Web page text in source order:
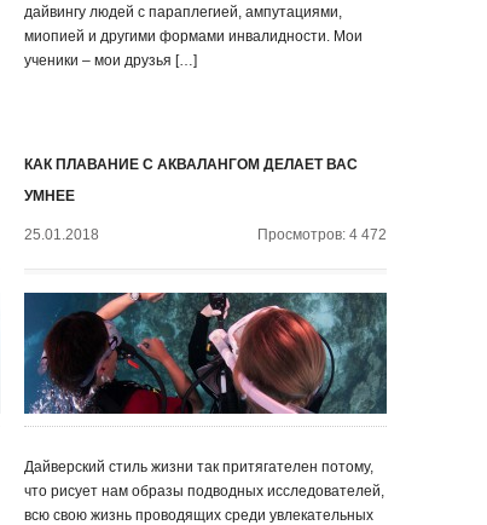
дайвингу людей с параплегией, ампутациями,
миопией и другими формами инвалидности. Мои
ученики – мои друзья […]
КАК ПЛАВАНИЕ С АКВАЛАНГОМ ДЕЛАЕТ ВАС
УМНЕЕ
25.01.2018 Просмотров: 4 472
Дайверский стиль жизни так притягателен потому,
что рисует нам образы подводных исследователей,
всю свою жизнь проводящих среди увлекательных